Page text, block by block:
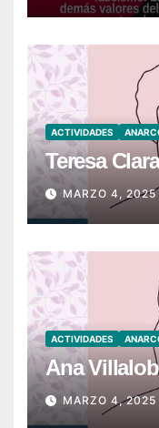
ACTIVIDADES
Teresa
MARZO 4, 2025
ACTIVIDADES
Ana
MARZO 4, 2025